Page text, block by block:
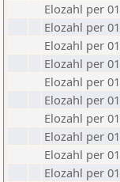
Elozahl per
Elozahl per
Elozahl per
Elozahl per
Elozahl per
Elozahl per
Elozahl per
Elozahl per
Elozahl per
Elozahl per